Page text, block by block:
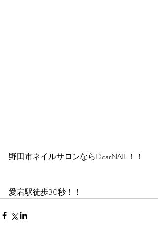
野田市ネイルサロンならDearNAIL！！
愛宕駅徒歩30秒！！